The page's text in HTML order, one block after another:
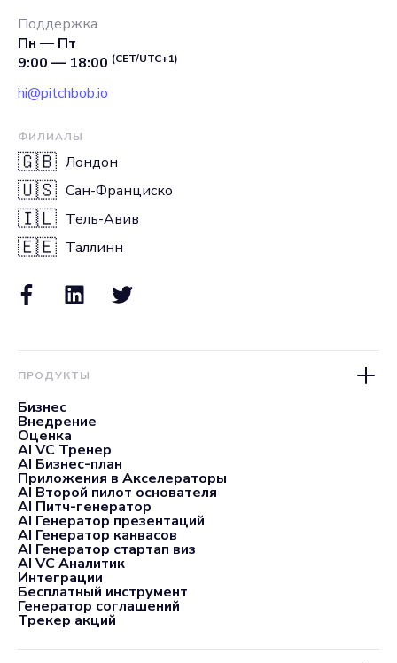
Поддержка
Пн — Пт
9:00 — 18:00 (CET/UTC+1)
hi@pitchbob.io
ФИЛИАЛЫ
🇬🇧 Лондон
🇺🇸 Сан-Франциско
🇮🇱 Тель-Авив
🇪🇪 Таллинн
ПРОДУКТЫ
Бизнес
Внедрение
Оценка
AI VC Тренер
AI Бизнес-план
Приложения в Акселераторы
AI Второй пилот основателя
AI Питч-генератор
AI Генератор презентаций
AI Генератор канвасов
AI Генератор стартап виз
AI VC Аналитик
Интеграции
Бесплатный инструмент
Генератор соглашений
Трекер акций